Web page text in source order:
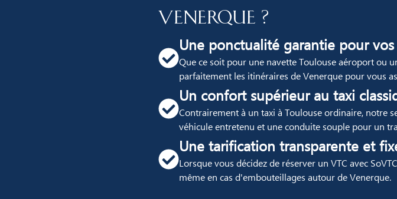
Venerque ?
Une ponctualité garantie pour
Que ce soit pour une navette Toulouse aéroport ou
parfaitement les itinéraires de Venerque pour vous
Un confort supérieur au taxi
Contrairement à un taxi à Toulouse ordinaire, notre
véhicule entretenu et une conduite souple pour un
Une tarification transparente et
Lorsque vous décidez de réserver un VTC avec
même en cas d'embouteillages autour de Venerque.